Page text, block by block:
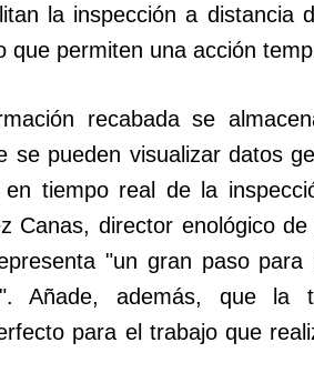
la inspección a distancia
que permiten una acción
recabada se
se pueden visualizar datos
en tiempo real de la
Canas, director enológico
"un gran paso para
Añade, además, que la
para el trabajo que